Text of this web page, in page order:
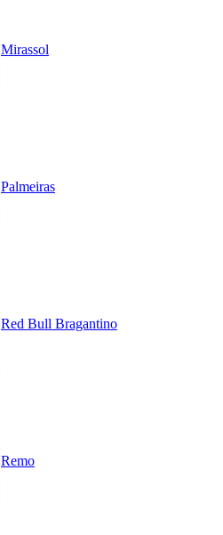
Mirassol
Palmeiras
Red Bull Bragantino
Remo